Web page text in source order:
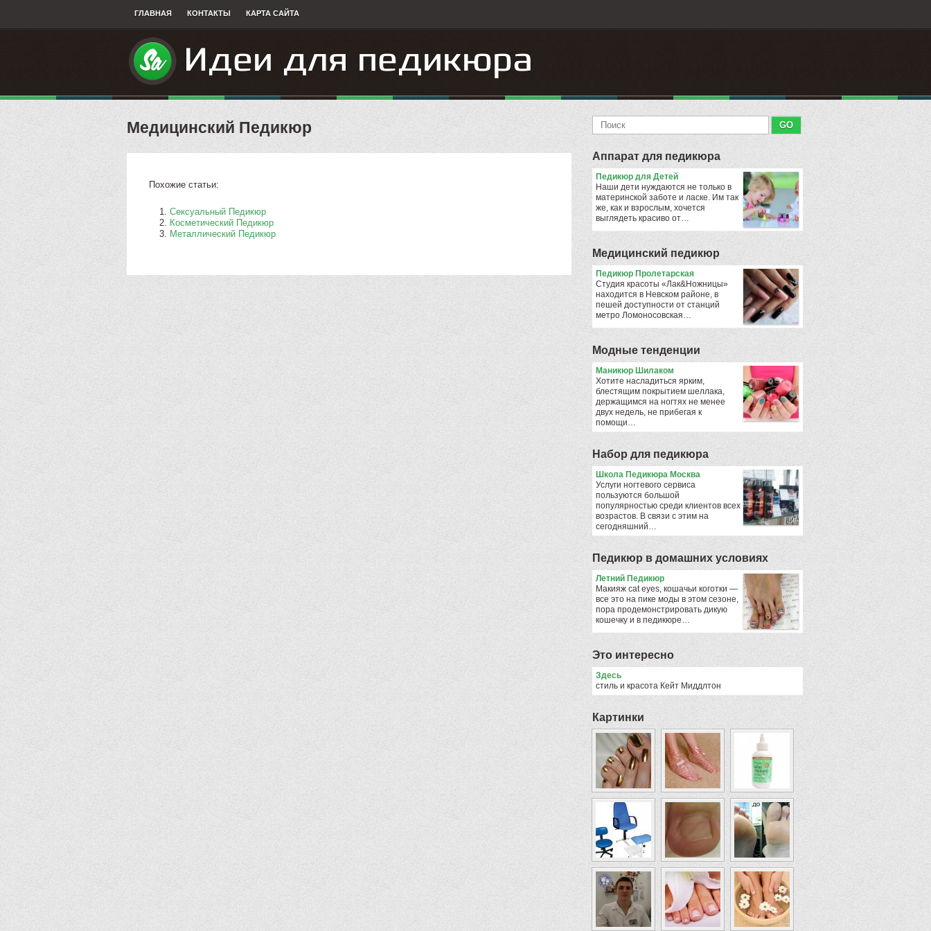
ГЛАВНАЯ КОНТАКТЫ КАРТА САЙТА
Медицинский Педикюр
Похожие статьи:
Сексуальный Педикюр
Косметический Педикюр
Металлический Педикюр
Аппарат для педикюра
Педикюр для Детей
Наши дети нуждаются не только в
материнской заботе и ласке. Им так
же, как и взрослым, хочется
выглядеть красиво от…
Медицинский педикюр
Педикюр Пролетарская
Cтудия красоты «Лак&Ножницы»
находится в Невском районе, в
пешей доступности от станций
метро Ломоносовская…
Модные тенденции
Маникюр Шилаком
Хотите насладиться ярким,
блестящим покрытием шеллака,
держащимся на ногтях не менее
двух недель, не прибегая к
помощи…
Набор для педикюра
Школа Педикюра Москва
Услуги ногтевого сервиса
пользуются большой
популярностью среди клиентов всех
возрастов. В связи с этим на
сегодняшний…
Педикюр в домашних условиях
Летний Педикюр
Макияж cat eyes, кошачьи коготки —
все это на пике моды в этом сезоне,
пора продемонстрировать дикую
кошечку и в педикюре…
Это интересно
Здесь
стиль и красота Кейт Миддлтон
Картинки